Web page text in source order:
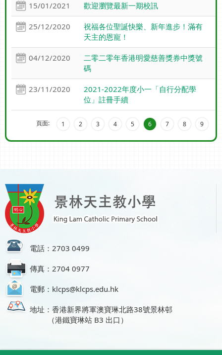
15/01/2021 歡迎瀏覽最新一期校訊
25/12/2020
祝福各位聖誕快樂、新年進步！滿有
天主的恩寵！
04/12/2020
二零二零年香港明愛慈善獎券中獎號
碼
23/11/2020
2021-2022年度小一「自行分配學
位」註冊手續
頁面: 1 2 3 4 5 6 7 8 9
電話：2703 0499
傳真：2704 0977
電郵：klcps@klcps.edu.hk
地址：香港新界將軍澳寶琳北路38號景林邨
（港鐵寶琳站 B3 出口）